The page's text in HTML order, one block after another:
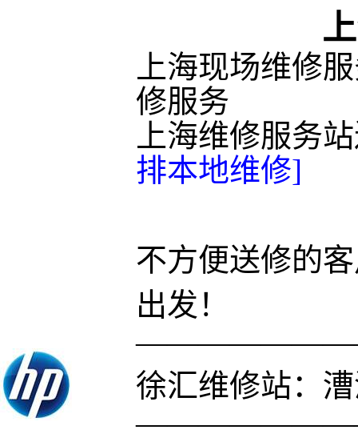
上海现场维修
修服务
上海维修服务
排本地维修]
不方便送修的
出发！
徐汇维修站：